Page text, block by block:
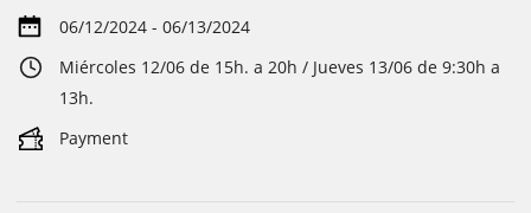
06/12/2024 - 06/13/2024
Miércoles 12/06 de 15h. a 20h / Jueves 13/06 de 9:30h a
13h.
Payment